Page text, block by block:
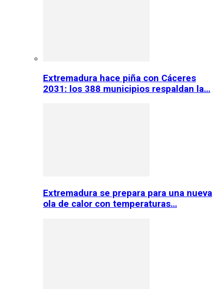
Extremadura hace piña con Cáceres
2031: los 388 municipios respaldan la…
Extremadura se prepara para una nueva
ola de calor con temperaturas…